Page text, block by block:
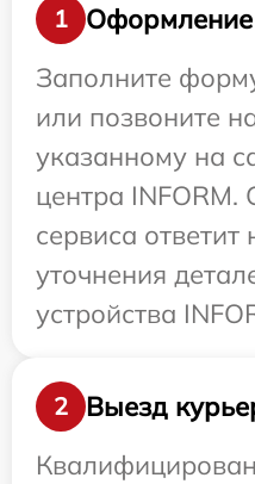
1
Оформление
Заполните
или позвоните
указанному на
центра INFORM.
сервиса
уточнения
устройства
2
Выезд